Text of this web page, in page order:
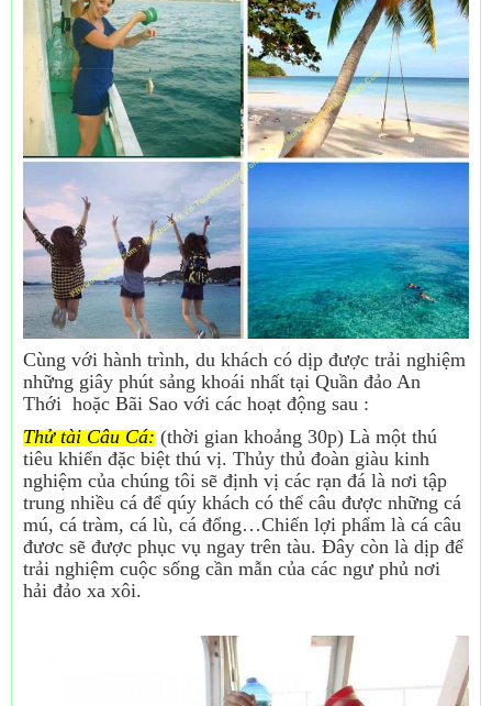
Cùng với hành trình, du khách có dịp được trải nghiệm
những giây phút sảng khoái nhất tại Quần đảo An
Thới hoặc Bãi Sao với các hoạt động sau :
Thử tài Câu Cá: (thời gian khoảng 30p) Là một thú
tiêu khiển đặc biệt thú vị. Thủy thủ đoàn giàu kinh
nghiệm của chúng tôi sẽ định vị các rạn đá là nơi tập
trung nhiều cá để qúy khách có thể câu được những cá
mú, cá tràm, cá lù, cá đổng…Chiến lợi phẩm là cá câu
đươc sẽ được phục vụ ngay trên tàu. Đây còn là dịp để
trải nghiệm cuộc sống cần mẫn của các ngư phủ nơi
hải đảo xa xôi.